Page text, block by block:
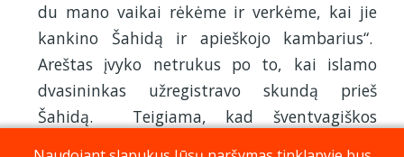
du mano vaikai rėkėme ir verkėme, kai jie
kankino Šahidą ir apieškojo kambarius“.
Areštas įvyko netrukus po to, kai islamo
dvasininkas užregistravo skundą prieš
Šahidą. Teigiama, kad šventvagiškos